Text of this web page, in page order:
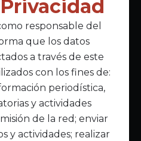
privacidad
responsable del
que los datos
a través de este
con los fines de:
periodística,
y actividades
de la red; enviar
y actividades; realizar